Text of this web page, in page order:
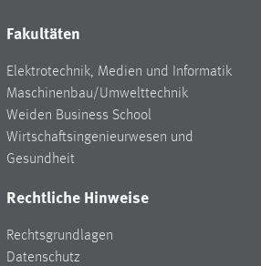
Fakultäten
Elektrotechnik, Medien und Informatik
Maschinenbau/Umwelttechnik
Weiden Business School
Wirtschaftsingenieurwesen und
Gesundheit
Rechtliche Hinweise
Rechtsgrundlagen
Datenschutz